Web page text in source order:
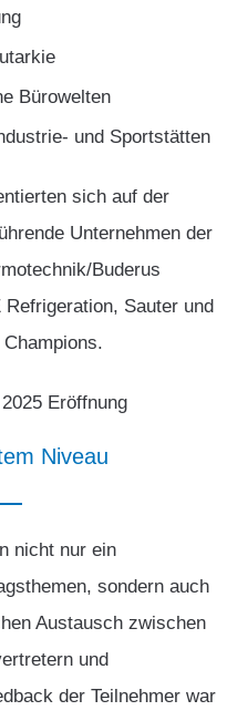
Bürowelten
und Sportstätten
sich auf der
Unternehmen der
Buderus
Sauter und
Niveau
nicht nur ein
sondern auch
Austausch zwischen
und
der Teilnehmer war